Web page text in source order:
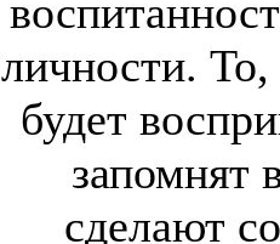
личности. То,
будет
запомнят
сделают